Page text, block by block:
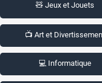
🧸 Jeux et Jouets
📺 Art et
💻 Informatique